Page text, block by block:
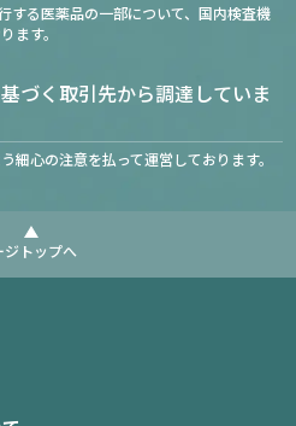
する医薬品の一部について、国内検査機
ます。
づく取引先から調達していま
細心の注意を払って運営しております。
ジトップへ